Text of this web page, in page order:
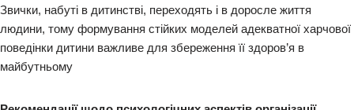
Звички, набуті в дитинстві, переходять і в доросле життя
людини, тому формування стійких моделей адекватної харчової
поведінки дитини важливе для збереження її здоров’я в
майбутньому